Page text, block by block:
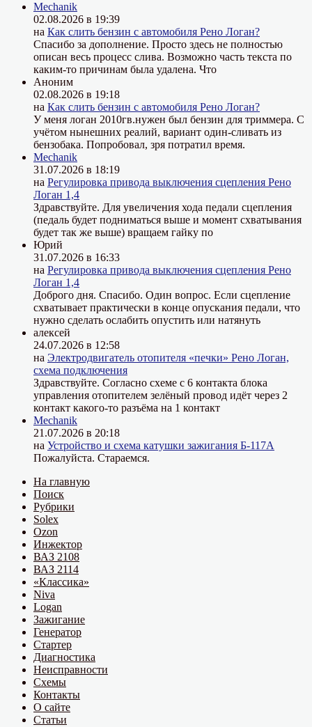
Mechanik
02.08.2026 в 19:39
на Как слить бензин с автомобиля Рено Логан?
Спасибо за дополнение. Просто здесь не полностью
описан весь процесс слива. Возможно часть текста по
каким-то причинам была удалена. Что
Аноним
02.08.2026 в 19:18
на Как слить бензин с автомобиля Рено Логан?
У меня логан 2010гв.нужен был бензин для триммера. С
учётом нынешних реалий, вариант один-сливать из
бензобака. Попробовал, зря потратил время.
Mechanik
31.07.2026 в 18:19
на Регулировка привода выключения сцепления Рено
Логан 1,4
Здравствуйте. Для увеличения хода педали сцепления
(педаль будет подниматься выше и момент схватывания
будет так же выше) вращаем гайку по
Юрий
31.07.2026 в 16:33
на Регулировка привода выключения сцепления Рено
Логан 1,4
Доброго дня. Спасибо. Один вопрос. Если сцепление
схватывает практически в конце опускания педали, что
нужно сделать ослабить опустить или натянуть
алексей
24.07.2026 в 12:58
на Электродвигатель отопителя «печки» Рено Логан,
схема подключения
Здравствуйте. Согласно схеме с 6 контакта блока
управления отопителем зелёный провод идёт через 2
контакт какого-то разъёма на 1 контакт
Mechanik
21.07.2026 в 20:18
на Устройство и схема катушки зажигания Б-117А
Пожалуйста. Стараемся.
На главную
Поиск
Рубрики
Solex
Ozon
Инжектор
ВАЗ 2108
ВАЗ 2114
«Классика»
Niva
Logan
Зажигание
Генератор
Стартер
Диагностика
Неисправности
Схемы
Контакты
О сайте
Статьи